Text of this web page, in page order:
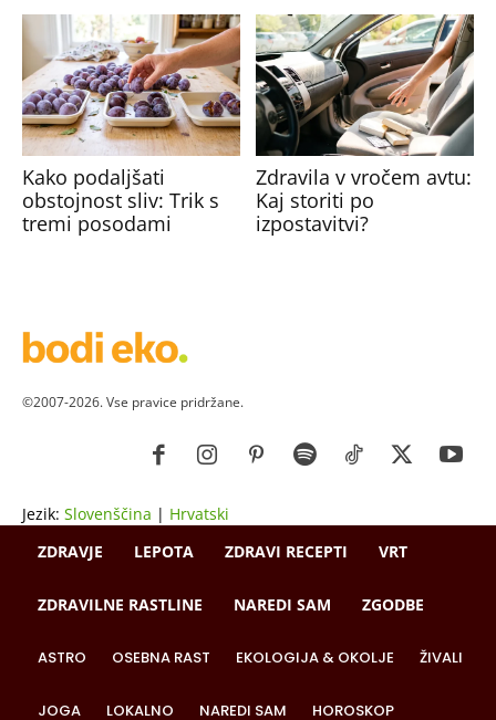
Kako podaljšati
obstojnost sliv: Trik s
tremi posodami
Zdravila v vročem avtu:
Kaj storiti po
izpostavitvi?
©2007-2026. Vse pravice pridržane.
Jezik: Slovenščina | Hrvatski
ZDRAVJE
LEPOTA ZDRAVI RECEPTI VRT
ZDRAVILNE RASTLINE NAREDI SAM ZGODBE
ASTRO OSEBNA RAST EKOLOGIJA & OKOLJE ŽIVALI
JOGA LOKALNO NAREDI SAM HOROSKOP